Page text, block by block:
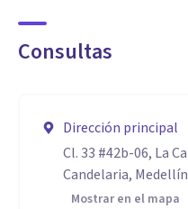
Consultas
Dirección principal
Cl. 33 #42b-06, La
Candelaria,
Mostrar en el mapa